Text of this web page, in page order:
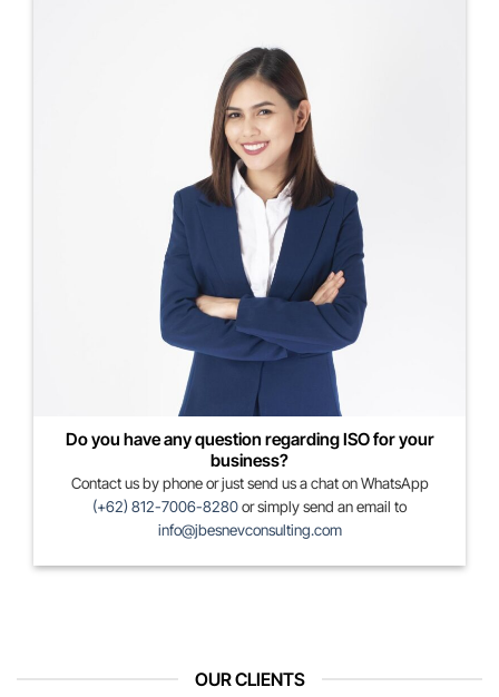
Do you have any question regarding ISO for your
business?
Contact us by phone or just send us a chat on WhatsApp
(+62) 812-7006-8280or simply send an email to
info@jbesnevconsulting.com
OUR CLIENTS